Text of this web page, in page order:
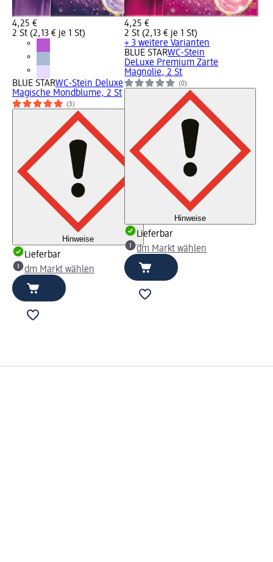
4,25 €
2 St (2,13 € je 1 St)
BLUE STARWC-Stein Deluxe
Magische Mondblume, 2 St
(3)
Hinweise
Lieferbar
dm Markt wählen
4,25 €
2 St (2,13 € je 1 St)
+ 3 weitere Varianten
BLUE STARWC-Stein
DeLuxe Premium Zarte
Magnolie, 2 St
(0)
Hinweise
Lieferbar
dm Markt wählen